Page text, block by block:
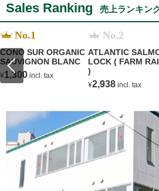
Sales Ranking 売上ランキン
No.1
CONO SUR ORGANIC
SAUVIGNON BLANC
¥1,300 incl. tax
No.2
ATLANTIC
LOCK ( FARM
)
¥2,938 incl. tax